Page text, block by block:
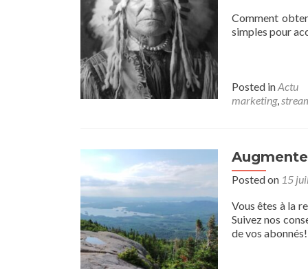
Comment
simples pour
Posted inActu
marketing,
Posted on 15
Vous êtes à la
Suivez nos
de vos abonnés!